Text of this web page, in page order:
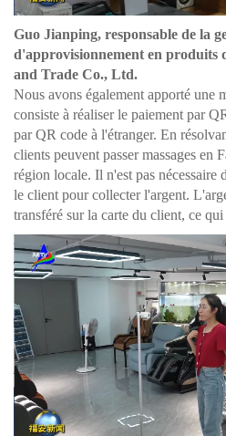
Guo Jianping, responsable de la
d'approvisionnement en produits
and Trade Co., Ltd.
Nous avons également apporté une
consiste à réaliser le paiement par
par QR code à l'étranger. En
clients peuvent passermassages en
région locale. Il n'est pas nécessaire
le client pour collecter l'argent.
transféré sur la carte du client, ce